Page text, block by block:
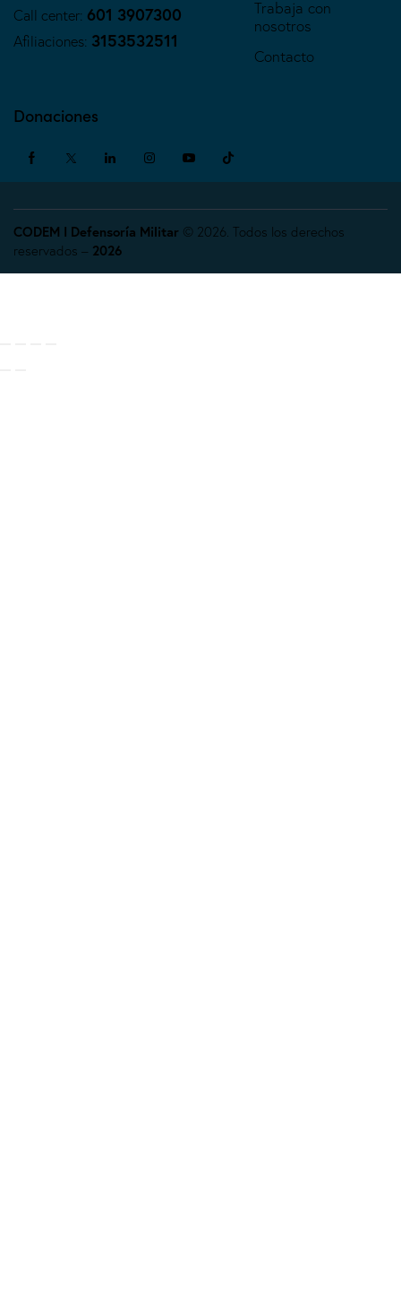
Call center: 601 3907300
Afiliaciones: 3153532511
Trabaja con
nosotros
Contacto
Donaciones
CODEM I Defensoría Militar © 2026. Todos los derechos
reservados – 2026